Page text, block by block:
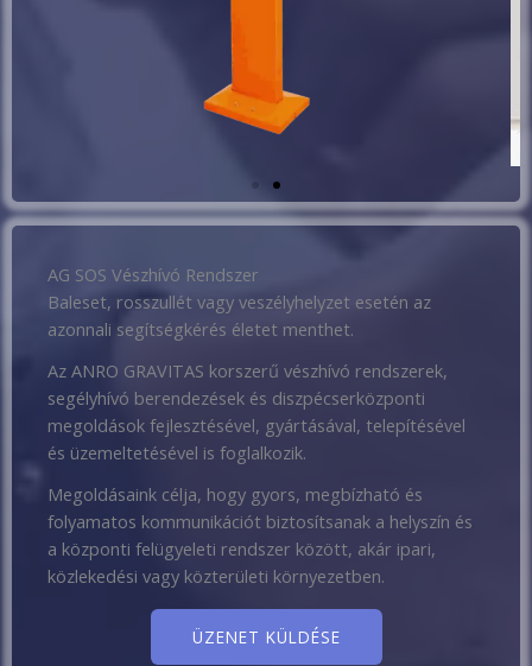
AG SOS Vészhívó Rendszer
Baleset, rosszullét vagy veszélyhelyzet esetén az
azonnali segítségkérés életet menthet.
Az ANRO GRAVITAS korszerű vészhívó rendszerek,
segélyhívó berendezések és diszpécserközponti
megoldások fejlesztésével, gyártásával, telepítésével
és üzemeltetésével is foglalkozik.
Megoldásaink célja, hogy gyors, megbízható és
folyamatos kommunikációt biztosítsanak a helyszín és
a központi felügyeleti rendszer között, akár ipari,
közlekedési vagy közterületi környezetben.
ÜZENET KÜLDÉSE